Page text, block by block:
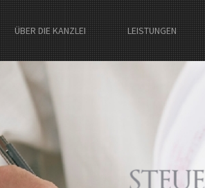
ÜBER DIE KANZLEI LEISTUNGEN